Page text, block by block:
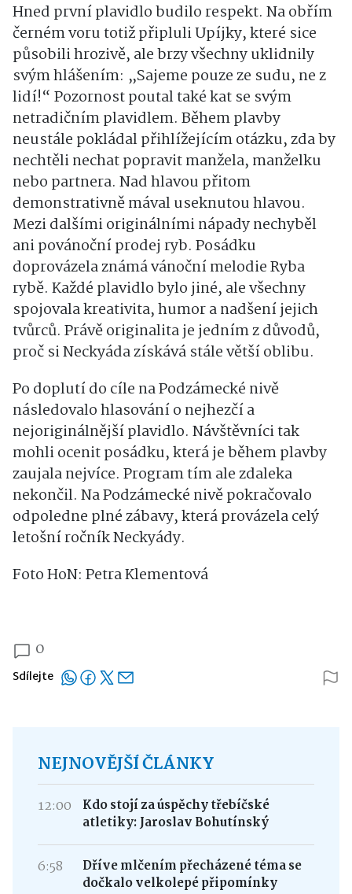
Hned první plavidlo budilo respekt. Na obřím
černém voru totiž připluli Upíjky, které sice
působili hrozivě, ale brzy všechny uklidnily
svým hlášením: „Sajeme pouze ze sudu, ne z
lidí!“ Pozornost poutal také kat se svým
netradičním plavidlem. Během plavby
neustále pokládal přihlížejícím otázku, zda by
nechtěli nechat popravit manžela, manželku
nebo partnera. Nad hlavou přitom
demonstrativně mával useknutou hlavou.
Mezi dalšími originálními nápady nechyběl
ani povánoční prodej ryb. Posádku
doprovázela známá vánoční melodie Ryba
rybě. Každé plavidlo bylo jiné, ale všechny
spojovala kreativita, humor a nadšení jejich
tvůrců. Právě originalita je jedním z důvodů,
proč si Neckyáda získává stále větší oblibu.
Po doplutí do cíle na Podzámecké nivě
následovalo hlasování o nejhezčí a
nejoriginálnější plavidlo. Návštěvníci tak
mohli ocenit posádku, která je během plavby
zaujala nejvíce. Program tím ale zdaleka
nekončil. Na Podzámecké nivě pokračovalo
odpoledne plné zábavy, která provázela celý
letošní ročník Neckyády.
Foto HoN: Petra Klementová
0
Sdílejte
NEJNOVĚJŠÍ ČLÁNKY
12:00
Kdo stojí za úspěchy třebíčské
atletiky: Jaroslav Bohutínský
6:58
Dříve mlčením přecházené téma se
dočkalo velkolepé připomínky